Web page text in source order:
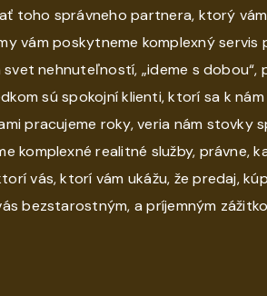
toho správneho partnera, ktorý
vám poskytneme komplexný
nehnuteľností, „ideme s
sú spokojní klienti, ktorí sa k nám
pracujeme roky, veria nám stovky
komplexné realitné služby, právne,
vás, ktorí vám ukážu, že predaj,
bezstarostným, a príjemným